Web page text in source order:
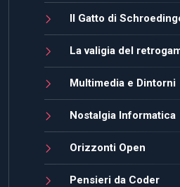
Il Gatto di
La valigia del
Multimedia e Dintorni
Nostalgia Informatica
Orizzonti Open
Pensieri da Coder